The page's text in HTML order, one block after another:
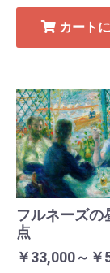
カート
フルネーズの
点
￥33,000～￥